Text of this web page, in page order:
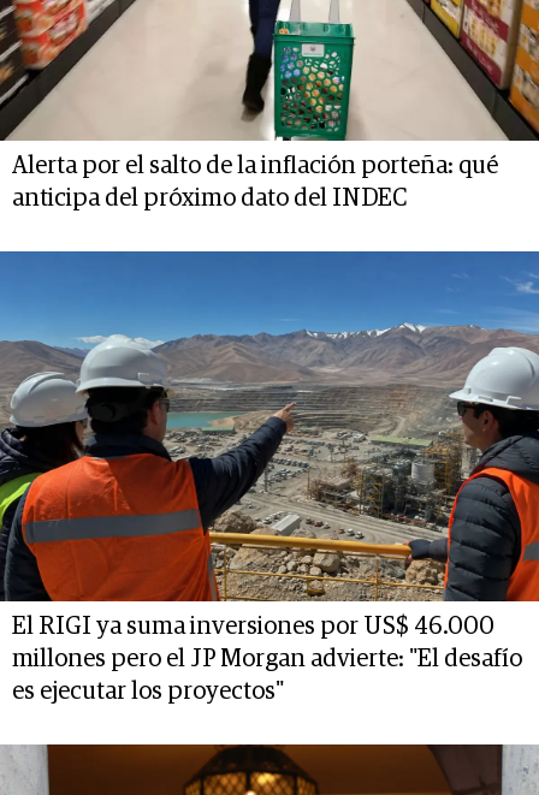
Alerta por el salto de la inflación porteña: qué
anticipa del próximo dato del INDEC
El RIGI ya suma inversiones por US$ 46.000
millones pero el JP Morgan advierte: "El desafío
es ejecutar los proyectos"